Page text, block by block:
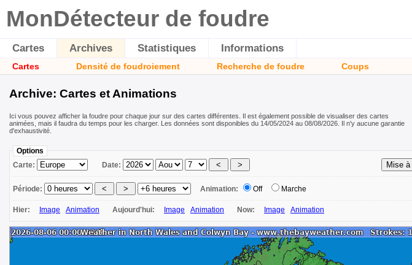
MonDétecteur de foudre
Cartes Archives Statistiques Informations
Cartes Densité de foudroiement Recherche de foudre Coups
Archive: Cartes et Animations
Ici vous pouvez afficher la foudre pour chaque jour sur des cartes différentes. Il est également possible de visualiser des cartes
animées, mais il faudra du temps pour les charger. Les données sont disponibles du 14/05/2024 au 08/08/2026. Il n'y aucune garantie
d'exhaustivité.
Options
Carte:
Date:
Période: Animation: Off Marche
Hier: Image Animation Aujourd'hui: Image Animation Now: Image Animation